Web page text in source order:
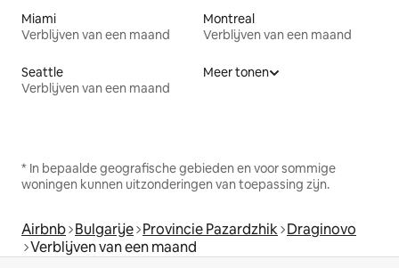
Miami
Verblijven van een maand
Montreal
Verblijven van een maand
Seattle
Verblijven van een maand
Meer tonen
* In bepaalde geografische gebieden en voor sommige
woningen kunnen uitzonderingen van toepassing zijn.
Airbnb Bulgarije Provincie Pazardzhik Draginovo
Verblijven van een maand